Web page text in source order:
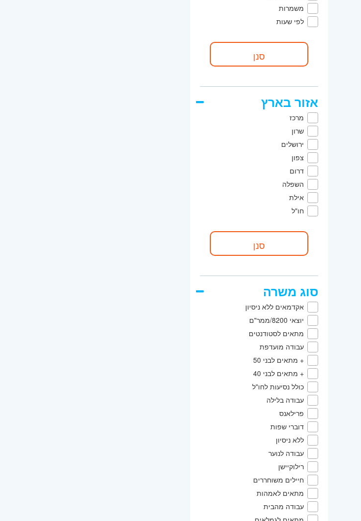
משמרות
לפי שעות
אזור בארץ
מרכז
שרון
ירושלים
צפון
דרום
השפלה
אילת
חו"ל
סוג משרה
אקדמאים ללא ניסיון
יוצאי 8200/ממר"ם
מתאים לסטודנטים
עבודה מועדפת
+ מתאים לבני 50
+ מתאים לבני 40
כולל נסיעות לחו"ל
עבודה בלילה
פרילאנס
דוברי שפות
ללא ניסיון
עבודה לנוער
רילוקיישן
חיילים משוחררים
מתאים לאמהות
עבודה מהבית